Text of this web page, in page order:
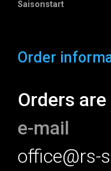
Saisonstart
Order
Orders
e-mail
office@rs-